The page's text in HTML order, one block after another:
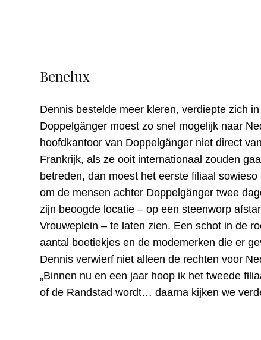
Benelux
Dennis bestelde meer kleren, verdiepte zich
Doppelgänger moest zo snel mogelijk naar
hoofdkantoor van Doppelgänger niet direct
Frankrijk, als ze ooit internationaal zouden
betreden, dan moest het eerste filiaal
om de mensen achter Doppelgänger twee
zijn beoogde locatie – op een steenworp
Vrouweplein – te laten zien. Een schot in de
aantal boetiekjes en de modemerken die er
Dennis verwierf niet alleen de rechten voor
„Binnen nu en een jaar hoop ik het tweede
of de Randstad wordt… daarna kijken we